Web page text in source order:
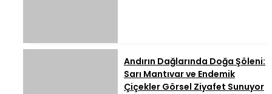
Andırın Dağlarında Doğa Şöleni:
Sarı Mantıvar ve Endemik
Çiçekler Görsel Ziyafet Sunuyor